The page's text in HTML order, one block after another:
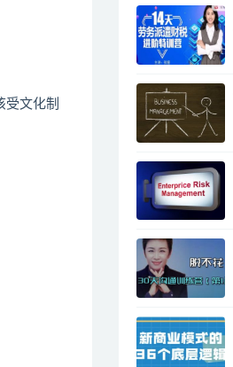
受文化制